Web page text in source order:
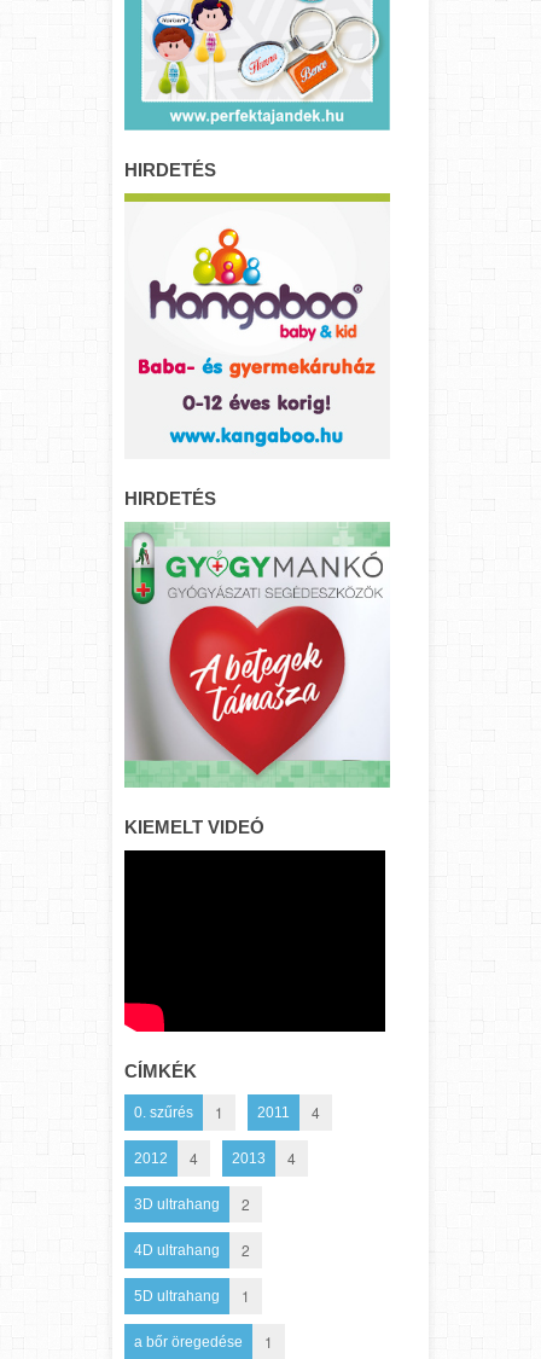
HIRDETÉS
HIRDETÉS
KIEMELT VIDEÓ
CÍMKÉK
0. szűrés 1 2011 4
2012 4 2013 4
3D ultrahang 2
4D ultrahang 2
5D ultrahang 1
a bőr öregedése 1